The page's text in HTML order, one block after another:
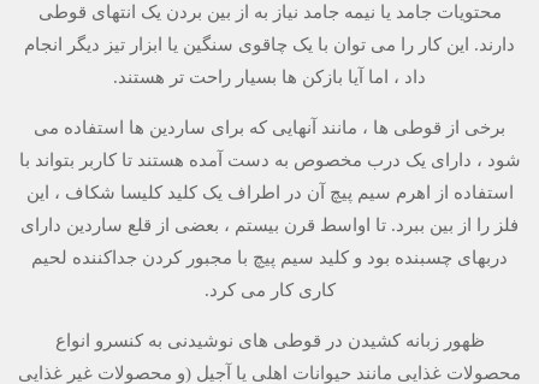
محتویات جامد یا نیمه جامد نیاز به از بین بردن یک انتهای قوطی
دارند. این کار را می توان با یک چاقوی سنگین یا ابزار تیز دیگر انجام
داد ، اما آیا بازکن ها بسیار راحت تر هستند.
برخی از قوطی ها ، مانند آنهایی که برای ساردین ها استفاده می
شود ، دارای یک درب مخصوص به دست آمده هستند تا کاربر بتواند با
استفاده از اهرم سیم پیچ آن در اطراف یک کلید کلیسا شکاف ، این
فلز را از بین ببرد. تا اواسط قرن بیستم ، بعضی از قلع ساردین دارای
دربهای چسبنده بود و کلید سیم پیچ با مجبور کردن جداکننده لحیم
کاری کار می کرد.
ظهور زبانه کشیدن در قوطی های نوشیدنی به کنسرو انواع
محصولات غذایی مانند حیوانات اهلی یا آجیل (و محصولات غیر غذایی